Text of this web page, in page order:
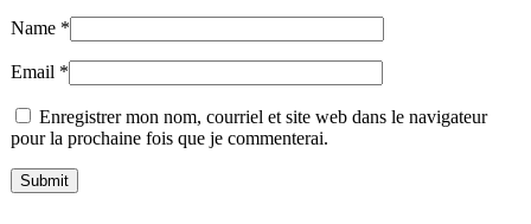
Name *
Email *
Enregistrer mon nom, courriel et site web dans le navigateur
pour la prochaine fois que je commenterai.